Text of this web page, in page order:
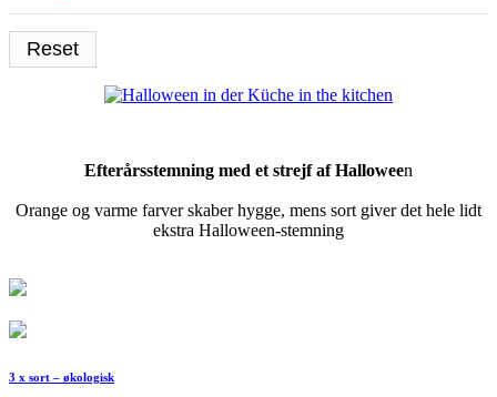
Reset
Efterårsstemning med et strejf af Halloween
Orange og varme farver skaber hygge, mens sort giver det hele lidt
ekstra Halloween-stemning
3 x sort – økologisk